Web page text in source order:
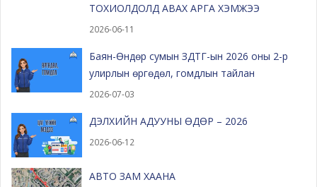
ТОХИОЛДОЛД АВАХ АРГА ХЭМЖЭЭ
2026-06-11
Баян-Өндөр сумын ЗДТГ-ын 2026 оны 2-р
улирлын өргөдөл, гомдлын тайлан
2026-07-03
ДЭЛХИЙН АДУУНЫ ӨДӨР – 2026
2026-06-12
АВТО ЗАМ ХААНА